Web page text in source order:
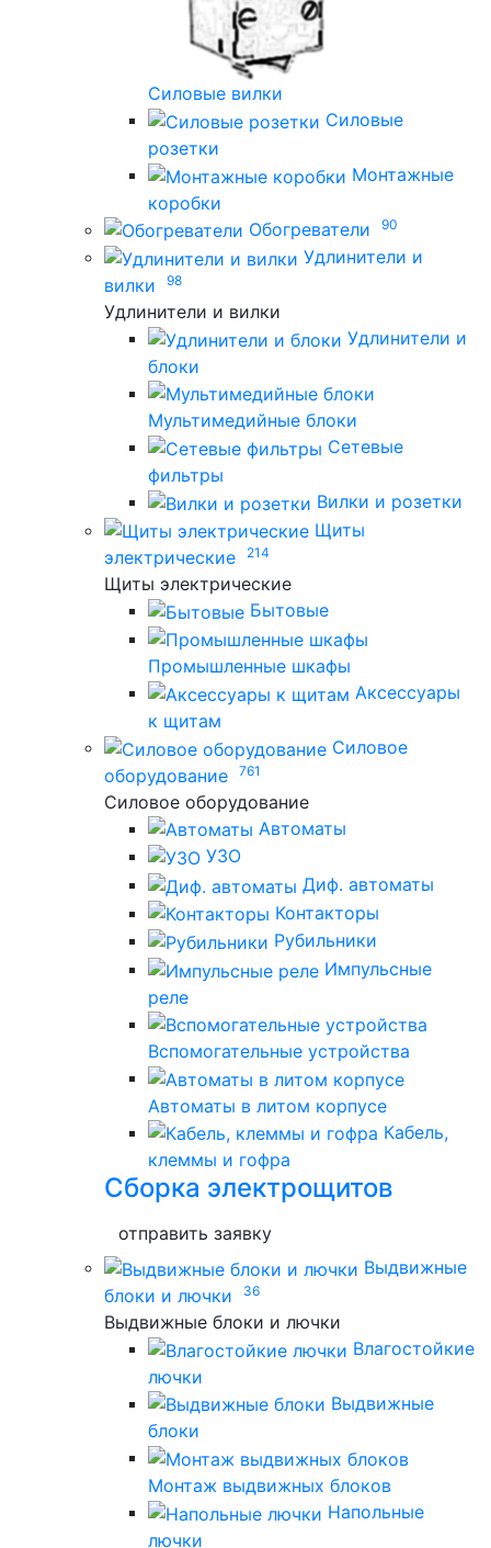
Силовые вилки
Силовые
розетки
Монтажные
коробки
Обогреватели
90
Удлинители и
вилки
98
Удлинители и вилки
Удлинители и
блоки
Мультимедийные блоки
Сетевые
фильтры
Вилки и розетки
Щиты
электрические
214
Щиты электрические
Бытовые
Промышленные шкафы
Аксессуары
к щитам
Силовое
оборудование
761
Силовое оборудование
Автоматы
УЗО
Диф. автоматы
Контакторы
Рубильники
Импульсные
реле
Вспомогательные устройства
Автоматы в литом корпусе
Кабель,
клеммы и гофра
Сборка электрощитов
отправить заявку
Выдвижные
блоки и лючки
36
Выдвижные блоки и лючки
Влагостойкие
лючки
Выдвижные
блоки
Монтаж выдвижных блоков
Напольные
лючки